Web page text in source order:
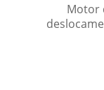
Motor